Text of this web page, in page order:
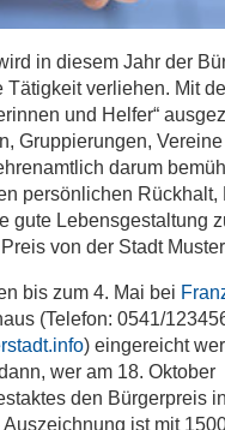
in diesem Jahr der
Tätigkeit verliehen. Mit
und Helfer“
Gruppierungen,
darum
persönlichen Rückhalt,
gute Lebensgestaltung
von der Stadt
bis zum 4. Mai bei
(Telefon: 0541/
) eingereicht
wer am 18. Oktober
den Bürgerpreis
ist mit